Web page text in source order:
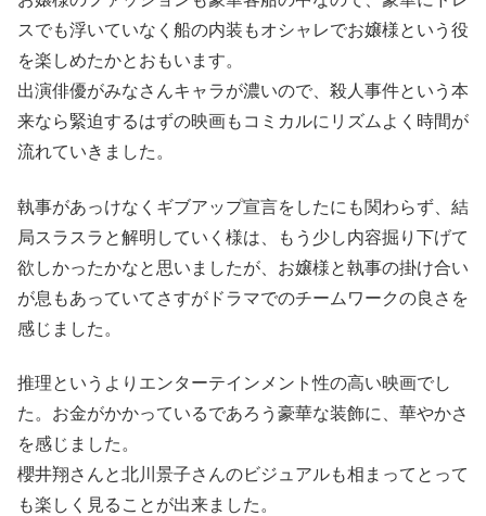
スでも浮いていなく船の内装もオシャレでお嬢様という役
を楽しめたかとおもいます。
出演俳優がみなさんキャラが濃いので、殺人事件という本
来なら緊迫するはずの映画もコミカルにリズムよく時間が
流れていきました。
執事があっけなくギブアップ宣言をしたにも関わらず、結
局スラスラと解明していく様は、もう少し内容掘り下げて
欲しかったかなと思いましたが、お嬢様と執事の掛け合い
が息もあっていてさすがドラマでのチームワークの良さを
感じました。
推理というよりエンターテインメント性の高い映画でし
た。お金がかかっているであろう豪華な装飾に、華やかさ
を感じました。
櫻井翔さんと北川景子さんのビジュアルも相まってとって
も楽しく見ることが出来ました。